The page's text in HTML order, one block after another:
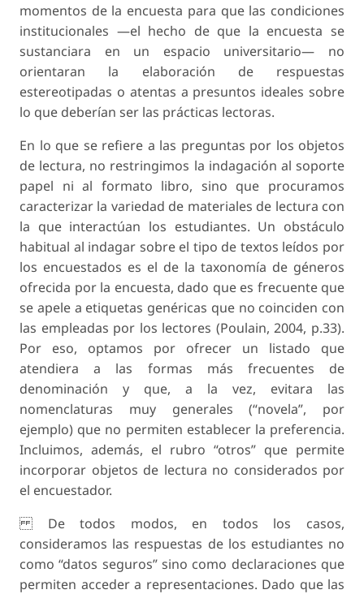
momentos de la encuesta para que las condiciones
institucionales —el hecho de que la encuesta se
sustanciara en un espacio universitario— no
orientaran la elaboración de respuestas
estereotipadas o atentas a presuntos ideales sobre
lo que deberían ser las prácticas lectoras.
En lo que se refiere a las preguntas por los objetos
de lectura, no restringimos la indagación al soporte
papel ni al formato libro, sino que procuramos
caracterizar la variedad de materiales de lectura con
la que interactúan los estudiantes. Un obstáculo
habitual al indagar sobre el tipo de textos leídos por
los encuestados es el de la taxonomía de géneros
ofrecida por la encuesta, dado que es frecuente que
se apele a etiquetas genéricas que no coinciden con
las empleadas por los lectores (Poulain, 2004, p.33).
Por eso, optamos por ofrecer un listado que
atendiera a las formas más frecuentes de
denominación y que, a la vez, evitara las
nomenclaturas muy generales (“novela”, por
ejemplo) que no permiten establecer la preferencia.
Incluimos, además, el rubro “otros” que permite
incorporar objetos de lectura no considerados por
el encuestador.
De todos modos, en todos los casos,
consideramos las respuestas de los estudiantes no
como “datos seguros” sino como declaraciones que
permiten acceder a representaciones. Dado que las